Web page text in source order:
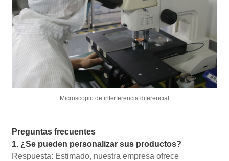
Microscopio de interferencia diferencial
Preguntas frecuentes
1. ¿Se pueden personalizar sus productos?
Respuesta: Estimado, nuestra empresa ofrece